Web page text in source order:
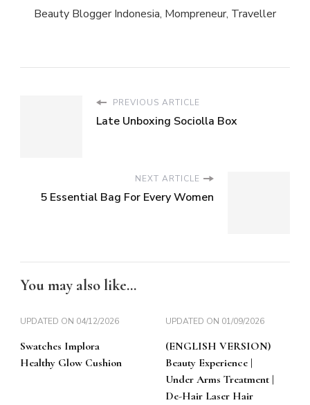
Beauty Blogger Indonesia, Mompreneur, Traveller
PREVIOUS ARTICLE
Late Unboxing Sociolla Box
NEXT ARTICLE
5 Essential Bag For Every Women
You may also like...
UPDATED ON 04/12/2026
Swatches Implora
Healthy Glow Cushion
UPDATED ON 01/09/2026
(ENGLISH VERSION)
Beauty Experience |
Under Arms Treatment |
De-Hair Laser Hair